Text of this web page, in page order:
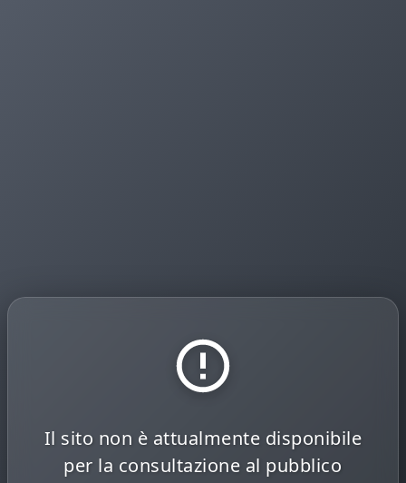
Il sito non è attualmente disponibile
per la consultazione al pubblico